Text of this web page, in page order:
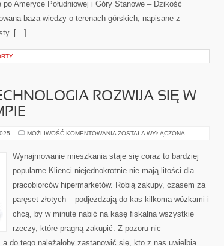
Ameryce Południowej i Góry Stanowe – Dzikość
baza wiedzy o terenach górskich, napisane z
[…]
ROZWIJA SIĘ W
MOŻLIWOŚĆ KOMENTOWANIA NOWOCZESNA
SIĘ
W
TEMPIE
ZOSTAŁA WYŁĄCZONA
Wynajmowanie mieszkania staje się coraz to bardziej
popularne Klienci niejednokrotnie nie mają litości dla
pracobiorców hipermarketów. Robią zakupy, czasem za
paręset złotych – podjeżdżają do kas kilkoma wózkami i
chcą, by w minutę nabić na kasę fiskalną wszystkie
rzeczy, które pragną zakupić. Z pozoru nic
do tego należałoby zastanowić się, kto z nas uwielbia